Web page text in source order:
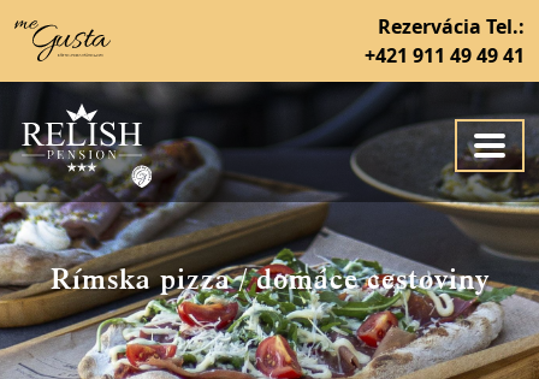
Rezervácia Tel.:
+421 911 49 49 41
Rímska pizza / domáce cestoviny